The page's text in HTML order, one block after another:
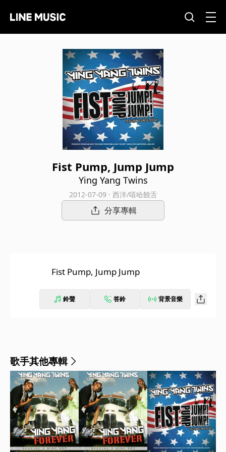
Fist Pump, Jump Jump
Ying Yang Twins
2012-07-09 · 西洋/嘻哈饒舌
分享專輯
Fist Pump, Jump Jump
鈴聲 答鈴 背景音樂
歌手其他專輯